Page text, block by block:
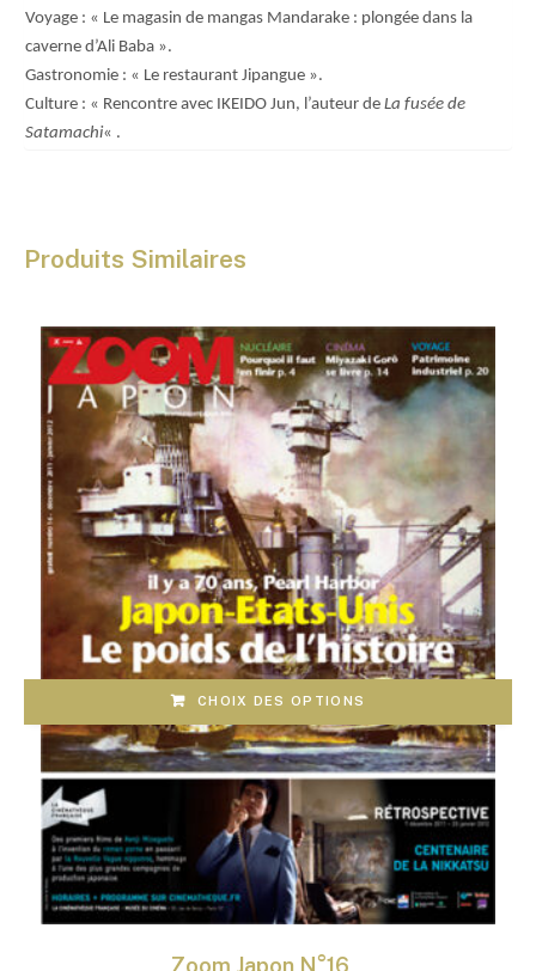
Voyage : « Le magasin de mangas Mandarake : plongée dans la
caverne d’Ali Baba ».
Gastronomie : « Le restaurant Jipangue ».
Culture : « Rencontre avec IKEIDO Jun, l’auteur de La fusée de
Satamachi« .
Produits Similaires
CHOIX DES OPTIONS
Zoom Japon N°16